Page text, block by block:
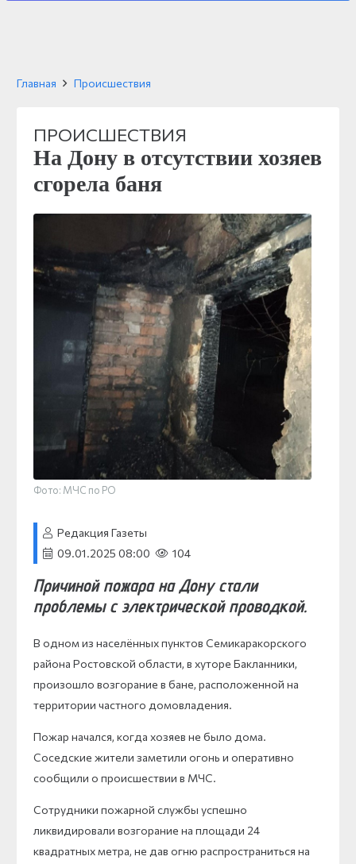
Главная Происшествия
ПРОИСШЕСТВИЯ
На Дону в отсутствии хозяев
сгорела баня
Фото: МЧС по РО
Редакция Газеты
09.01.2025 08:00
104
Причиной пожара на Дону стали
проблемы с электрической проводкой.
В одном из населённых пунктов Семикаракорского
района Ростовской области, в хуторе Бакланники,
произошло возгорание в бане, расположенной на
территории частного домовладения.
Пожар начался, когда хозяев не было дома.
Соседские жители заметили огонь и оперативно
сообщили о происшествии в МЧС.
Сотрудники пожарной службы успешно
ликвидировали возгорание на площади 24
квадратных метра, не дав огню распространиться на